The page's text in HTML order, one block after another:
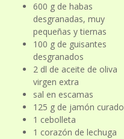
600 g de habas
desgranadas, muy
pequeñas y tiernas
100 g de guisantes
desgranados
2 dl de aceite de oliva
virgen extra
sal en escamas
125 g de jamón curado
1 cebolleta
1 corazón de lechuga